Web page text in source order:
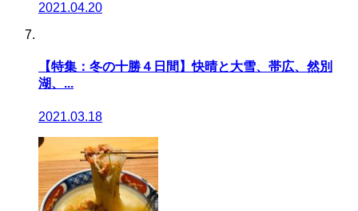
2021.04.20
【特集：冬の十勝４日間】快晴と大雪、帯広、然別
湖、...
2021.03.18